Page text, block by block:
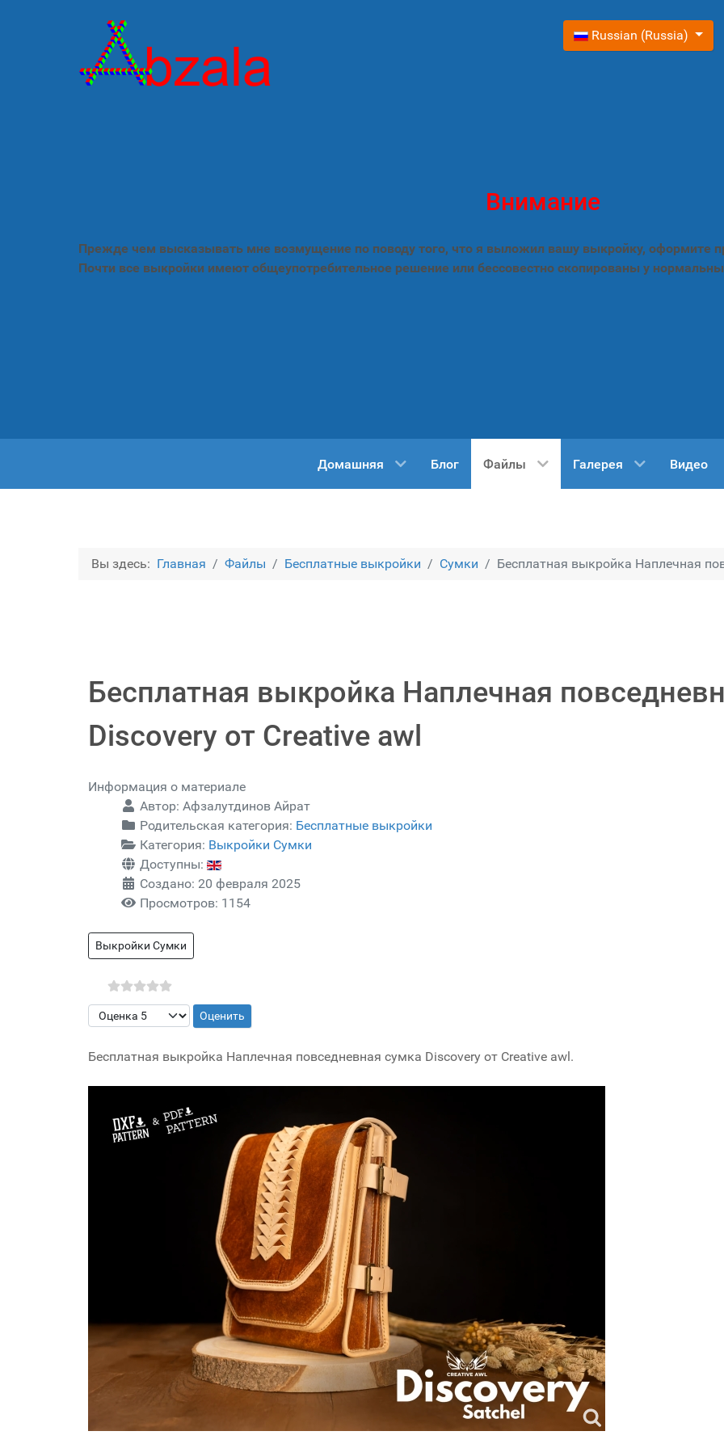
Выберите язык
Russian (Russia)
Внимание
Прежде чем высказывать мне возмущение по поводу того, что я выложил вашу выкройку, оформите
Почти все выкройки имеют общеупотребительное решение или бессовестно скопированы у
Домашняя Блог Файлы Галерея Видео
Вы здесь: Главная Файлы Бесплатные выкройки Сумки Бесплатная выкройка Наплечная
Бесплатная выкройка Наплечная
Discovery от Creative awl
Информация о материале
Автор: Афзалутдинов Айрат
Родительская категория: Бесплатные выкройки
Категория: Выкройки Сумки
Доступны:
Создано: 20 февраля 2025
Просмотров: 1154
Выкройки Сумки
Пожалуйста, оцените
Бесплатная выкройка Наплечная повседневная сумка Discovery от Creative awl.